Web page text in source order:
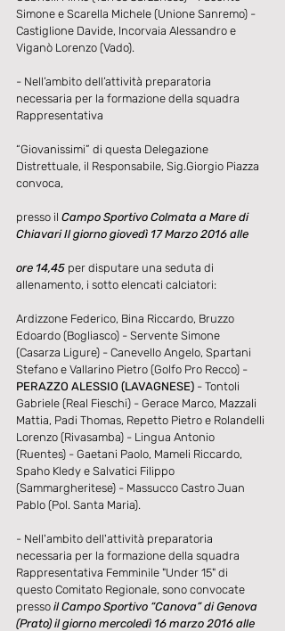
Simone e Scarella Michele (Unione Sanremo) -
Castiglione Davide, Incorvaia Alessandro e
Viganò Lorenzo (Vado).
- Nell’ambito dell’attività preparatoria
necessaria per la formazione della squadra
Rappresentativa
“Giovanissimi” di questa Delegazione
Distrettuale, il Responsabile, Sig.Giorgio Piazza
convoca,
presso il Campo Sportivo Colmata a Mare di
Chiavari Il giorno giovedì 17 Marzo 2016 alle
ore 14,45 per disputare una seduta di
allenamento, i sotto elencati calciatori:
Ardizzone Federico, Bina Riccardo, Bruzzo
Edoardo (Bogliasco) - Servente Simone
(Casarza Ligure) - Canevello Angelo, Spartani
Stefano e Vallarino Pietro (Golfo Pro Recco) -
PERAZZO ALESSIO (LAVAGNESE) - Tontoli
Gabriele (Real Fieschi) - Gerace Marco, Mazzali
Mattia, Padi Thomas, Repetto Pietro e Rolandelli
Lorenzo (Rivasamba) - Lingua Antonio
(Ruentes) - Gaetani Paolo, Mameli Riccardo,
Spaho Kledy e Salvatici Filippo
(Sammargheritese) - Massucco Castro Juan
Pablo (Pol. Santa Maria).
- Nell'ambito dell'attività preparatoria
necessaria per la formazione della squadra
Rappresentativa Femminile "Under 15" di
questo Comitato Regionale, sono convocate
presso il Campo Sportivo “Canova” di Genova
(Prato) il giorno mercoledì 16 marzo 2016 alle